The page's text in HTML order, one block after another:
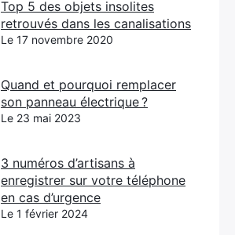
Top 5 des objets insolites
retrouvés dans les canalisations
Le 17 novembre 2020
Quand et pourquoi remplacer
son panneau électrique ?
Le 23 mai 2023
3 numéros d’artisans à
enregistrer sur votre téléphone
en cas d’urgence
Le 1 février 2024